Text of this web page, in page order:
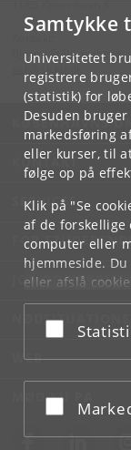
Samtykke
Universitetet
registrere
(statistik) for
Desuden
markedsføring
eller kurser, til
følge op på
Klik på "Se
af de forskellige
computer eller
hjemmeside.
eller afslå
underCookie-
bunden af hver
Bjarne Still Laurberg
KØBENHAVNS
KONTAKT
SERVICES
FOR
JOB OG
NØDSITUATIONER
WEB
MØD KU PÅ